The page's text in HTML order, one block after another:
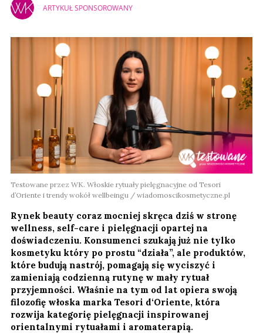
ARTYKUŁ SPONSOROWANY
Testowane przez WK. Włoskie rytuały pielęgnacyjne od Tesori
d’Oriente i trendy wokół wellbeingu / wiadomoscikosmetyczne.pl
Rynek beauty coraz mocniej skręca dziś w stronę
wellness, self-care i pielęgnacji opartej na
doświadczeniu. Konsumenci szukają już nie tylko
kosmetyku który po prostu “działa”, ale produktów,
które budują nastrój, pomagają się wyciszyć i
zamieniają codzienną rutynę w mały rytuał
przyjemności. Właśnie na tym od lat opiera swoją
filozofię włoska marka Tesori d‘Oriente, która
rozwija kategorię pielęgnacji inspirowanej
orientalnymi rytuałami i aromaterapią.